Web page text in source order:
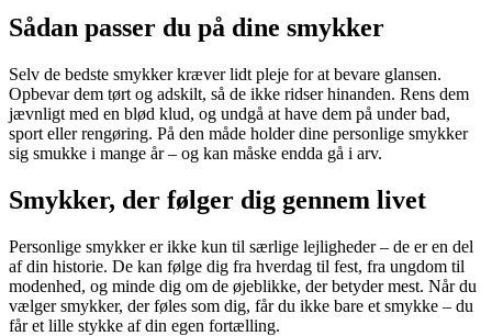
Sådan passer du på dine smykker
Selv de bedste smykker kræver lidt pleje for at bevare glansen.
Opbevar dem tørt og adskilt, så de ikke ridser hinanden. Rens dem
jævnligt med en blød klud, og undgå at have dem på under bad,
sport eller rengøring. På den måde holder dine personlige smykker
sig smukke i mange år – og kan måske endda gå i arv.
Smykker, der følger dig gennem livet
Personlige smykker er ikke kun til særlige lejligheder – de er en del
af din historie. De kan følge dig fra hverdag til fest, fra ungdom til
modenhed, og minde dig om de øjeblikke, der betyder mest. Når du
vælger smykker, der føles som dig, får du ikke bare et smykke – du
får et lille stykke af din egen fortælling.